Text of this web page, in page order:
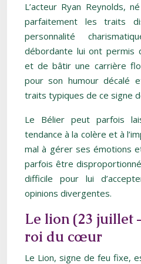
L’acteur Ryan Reynolds,
parfaitement les traits
personnalité
débordante lui ont permis
et de bâtir une carrière
pour son humour décalé
traits typiques de ce signe
Le Bélier peut parfois
tendance à la colère et à
mal à gérer ses émotions
parfois être
difficile pour lui
opinions divergentes.
Le lion (23 juillet
roi du cœur
Le Lion, signe de feu fixe,